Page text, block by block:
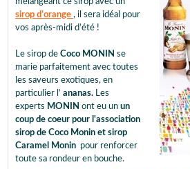
sirop d’orange , il sera idéal pour
vos après-midi d’été !
Le sirop de Coco MONIN se
marie parfaitement avec toutes
les saveurs exotiques, en
particulier l’ ananas. Les
experts MONIN ont eu un un
coup de coeur pour l'association
sirop de Coco Monin et sirop
Caramel Monin pour renforcer
toute sa rondeur en bouche.